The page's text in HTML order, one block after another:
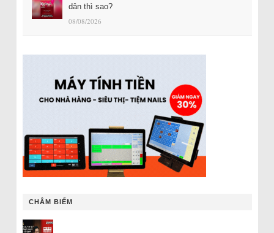
dân thì sao?
08/08/2026
CHÂM BIẾM